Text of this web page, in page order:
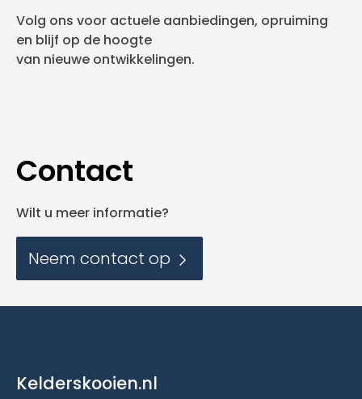
Volg ons voor actuele aanbiedingen, opruiming
en blijf op de hoogte
van nieuwe ontwikkelingen.
Contact
Wilt u meer informatie?
Neem contact op
Kelderskooien.nl